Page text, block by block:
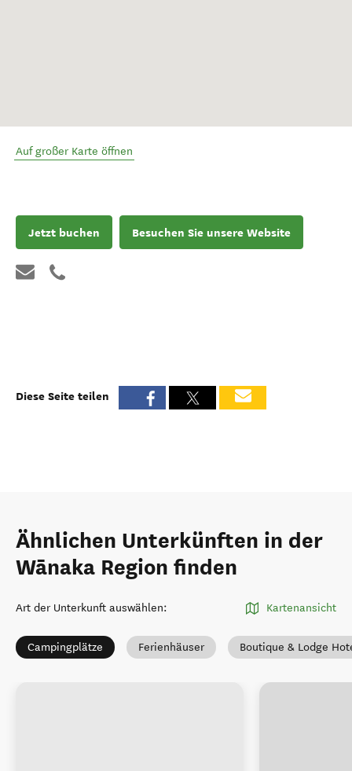
Auf großer Karte öffnen
Jetzt buchen Besuchen Sie unsere Website
Diese Seite teilen
Ähnlichen Unterkünften in der
Wānaka Region finden
Art der Unterkunft auswählen: Kartenansicht
Campingplätze Ferienhäuser Boutique & Lodge